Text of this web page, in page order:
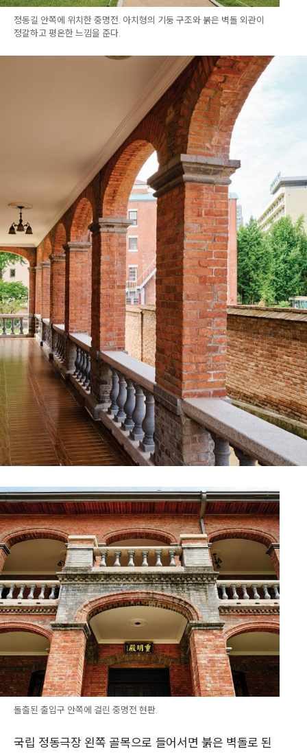
정동길 안쪽에 위치한 중명전. 아치형의 기둥 구조와 붉은 벽돌 외관이
정갈하고 평온한 느낌을 준다.
돌출된 출입구 안쪽에 걸린 중명전 현판.
국립 정동극장 왼쪽 골목으로 들어서면 붉은 벽돌로 된